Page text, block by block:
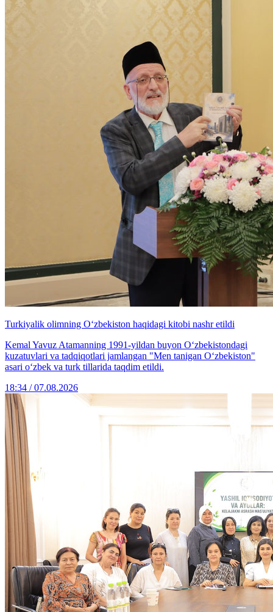
Turkiyalik olimning O‘zbekiston haqidagi kitobi nashr etildi
Kemal Yavuz Atamanning 1991-yildan buyon O‘zbekistondagi
kuzatuvlari va tadqiqotlari jamlangan "Men tanigan O‘zbekiston"
asari o‘zbek va turk tillarida taqdim etildi.
18:34 / 07.08.2026